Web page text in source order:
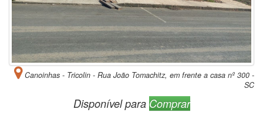
Canoinhas - Tricolin - Rua João Tomachitz, em frente a casa nº 300 -
SC
Disponível para Comprar